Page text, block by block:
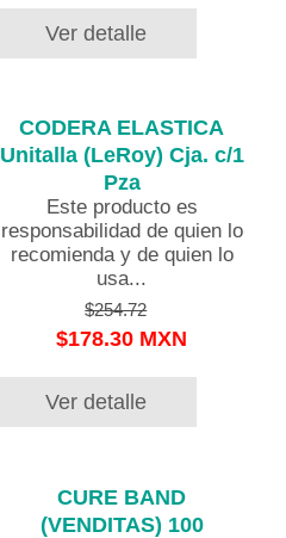
Ver detalle
CODERA ELASTICA
Unitalla (LeRoy) Cja. c/1
Pza
Este producto es
responsabilidad de quien lo
recomienda y de quien lo
usa...
$254.72
$178.30 MXN
Ver detalle
CURE BAND
(VENDITAS) 100